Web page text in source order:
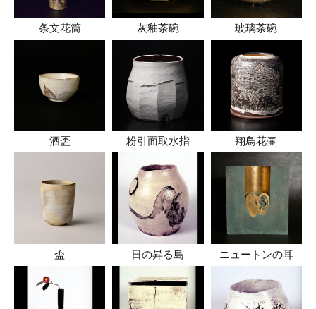
条文花筒 灰釉茶碗 玻璃茶碗
酒盃 粉引面取水指 翔鳥花壷
盃 日の昇る島 ニュートンの耳